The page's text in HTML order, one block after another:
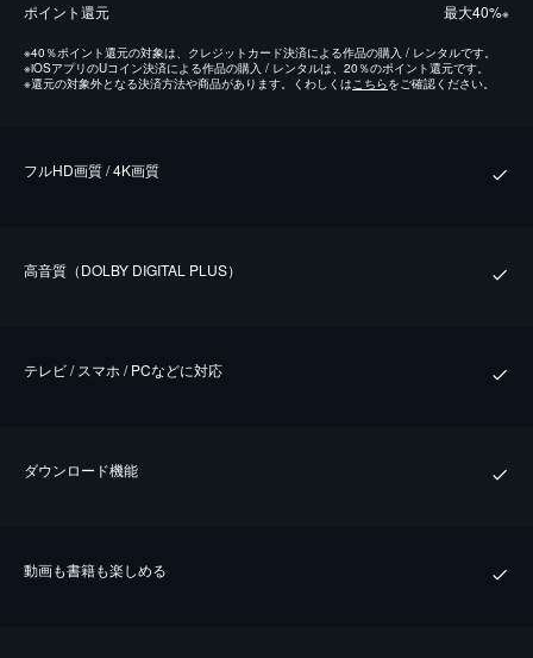
ポイント還元 最⼤40%※
※40％ポイント還元の対象は、クレジットカード決済による作品の購入 / レンタルです。
※iOSアプリのUコイン決済による作品の購入 / レンタルは、20％のポイント還元です。
※還元の対象外となる決済方法や商品があります。くわしくはこちらをご確認ください。
フルHD画質 / 4K画質
⾼⾳質（DOLBY DIGITAL PLUS）
テレビ / スマホ / PCなどに対応
ダウンロード機能
動画も書籍も楽しめる